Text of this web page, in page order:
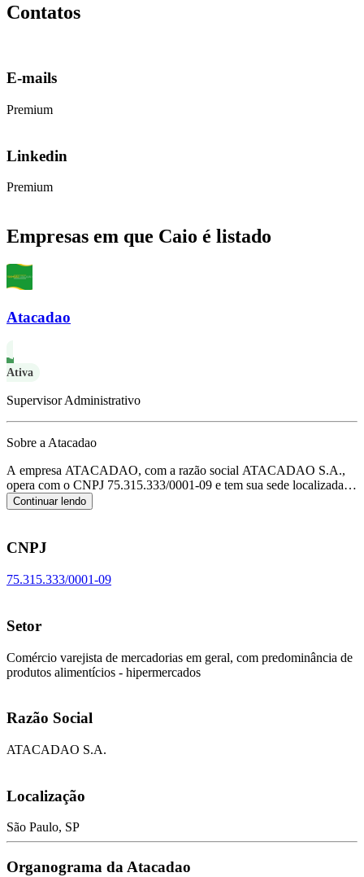
Contatos
E-mails
Premium
Linkedin
Premium
Empresas em que Caio é listado
Atacadao
Ativa
Supervisor Administrativo
Sobre a Atacadao
A empresa ATACADAO, com a razão social ATACADAO S.A.,
opera com o CNPJ 75.315.333/0001-09 e tem sua sede localizada
em Sao Paulo/SP.
varejista de mercadorias em geral, com predominância de produtos
4711-3/01.
Continuar lendo
CNPJ
75.315.333/0001-09
Setor
Comércio varejista de mercadorias em geral, com predominância de
produtos alimentícios - hipermercados
Razão Social
ATACADAO S.A.
Localização
São Paulo, SP
Organograma da Atacadao